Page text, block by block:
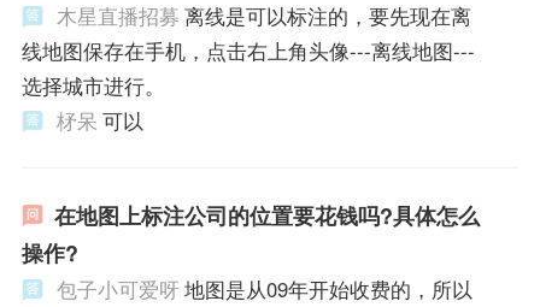
木星直播招募 离线是可以标注的，要先现在离
线地图保存在手机，点击右上角头像---离线地图---
选择城市进行。
柕呆 可以
在地图上标注公司的位置要花钱吗?具体怎么
操作?
包子小可爱呀 地图是从09年开始收费的，所以